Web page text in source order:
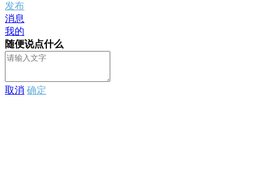
发布
消息
我的
随便说点什么
取消 确定